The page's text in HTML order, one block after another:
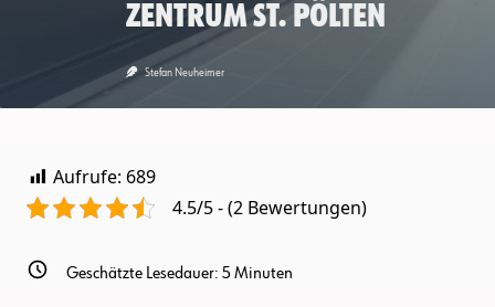
Zentrum St. Pölten
Stefan Neuheimer
Aufrufe: 689
4.5/5 - (2 Bewertungen)
Geschätzte Lesedauer: 5Minuten